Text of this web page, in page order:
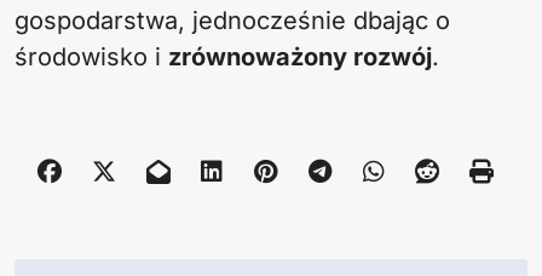
gospodarstwa, jednocześnie dbając o
środowisko i zrównoważony rozwój.